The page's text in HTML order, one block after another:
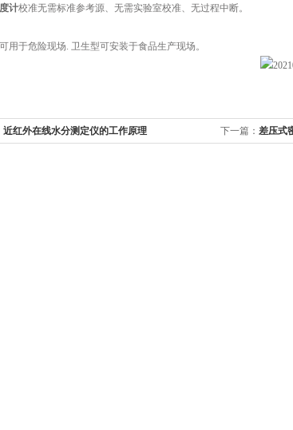
计校准无需标准参考源、无需实验室校准、无过程中断。
用于危险现场. 卫生型可安装于食品生产现场。
近红外在线水分测定仪的工作原理 下一篇： 差压式